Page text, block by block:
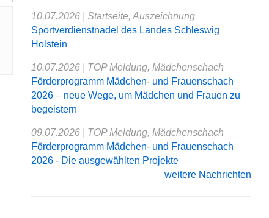
10.07.2026
| Startseite, Auszeichnung
Sportverdienstnadel des Landes Schleswig
Holstein
10.07.2026
| TOP Meldung, Mädchenschach
Förderprogramm Mädchen- und Frauenschach
2026 – neue Wege, um Mädchen und Frauen zu
begeistern
09.07.2026
| TOP Meldung, Mädchenschach
Förderprogramm Mädchen- und Frauenschach
2026 - Die ausgewählten Projekte
weitere Nachrichten